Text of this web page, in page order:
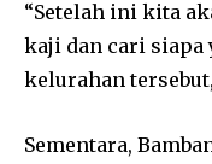
“Setelah ini kita
kaji dan cari siapa
kelurahan
Sementara,